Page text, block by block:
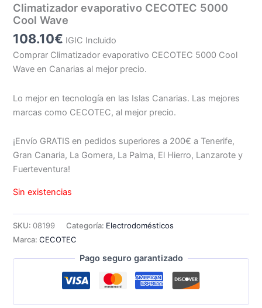
Climatizador evaporativo CECOTEC 5000
Cool Wave
108.10€ IGIC Incluido
Comprar Climatizador evaporativo CECOTEC 5000 Cool
Wave en Canarias al mejor precio.
Lo mejor en tecnología en las Islas Canarias. Las mejores
marcas como CECOTEC, al mejor precio.
¡Envío GRATIS en pedidos superiores a 200€ a Tenerife,
Gran Canaria, La Gomera, La Palma, El Hierro, Lanzarote y
Fuerteventura!
Sin existencias
SKU: 08199 Categoría: Electrodomésticos
Marca:CECOTEC
Pago seguro garantizado